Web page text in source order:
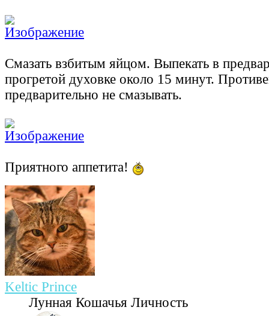
Смазать взбитым яйцом. Выпекать в
прогретой духовке около 15 минут.
предварительно не смазывать.
Приятного аппетита!
Keltic Prince
Лунная Кошачья Личность